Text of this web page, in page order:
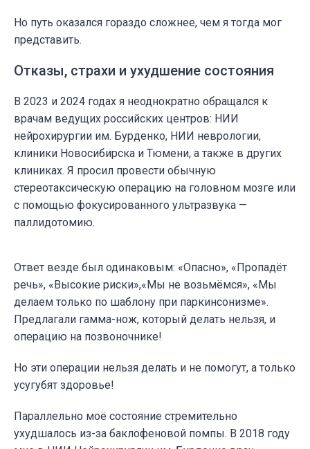
Но путь оказался гораздо сложнее, чем я тогда мог
представить.
Отказы, страхи и ухудшение состояния
В 2023 и 2024 годах я неоднократно обращался к
врачам ведущих российских центров: НИИ
нейрохирургии им. Бурденко, НИИ неврологии,
клиники Новосибирска и Тюмени, а также в других
клиниках. Я просил провести обычную
стереотаксическую операцию на головном мозге или
с помощью фокусированного ультразвука —
паллидотомию.
Ответ везде был одинаковым: «Опасно», «Пропадёт
речь», «Высокие риски»,«Мы не возьмёмся», «Мы
делаем только по шаблону при паркинсонизме».
Предлагали гамма-нож, который делать нельзя, и
операцию на позвоночнике!
Но эти операции нельзя делать и не помогут, а только
усугубят здоровье!
Параллельно моё состояние стремительно
ухудшалось из-за баклофеновой помпы. В 2018 году